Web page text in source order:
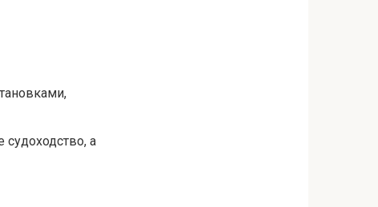
а